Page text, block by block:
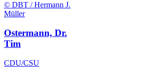
© DBT / Hermann J.
Müller
Ostermann, Dr.
Tim
CDU/CSU